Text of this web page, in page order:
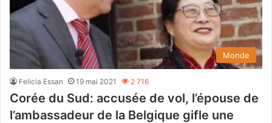
Monde
Felicia Essan 19 mai 2021 2 716
Corée du Sud: accusée de vol, l’épouse de
l’ambassadeur de la Belgique gifle une